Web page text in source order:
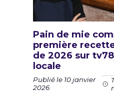
Pain de mie
première
de 2026 sur
locale
Publié le 10 janvier
2026